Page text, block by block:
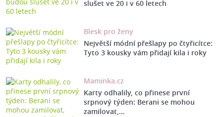
slušet ve 20 i v 60 letech
Blesk pro ženy
Největší módní přešlapy po čtyřicítce:
Tyto 3 kousky vám přidají kila i roky
Maminka.cz
Karty odhalily, co přinese první
srpnový týden: Berani se mohou
zamilovat,…